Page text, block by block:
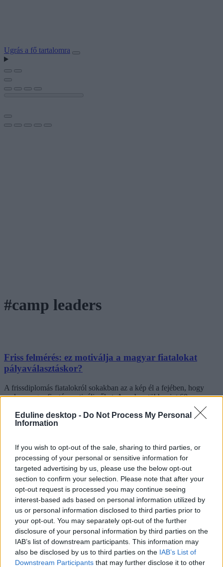
Eduline desktop - Do Not Process My Personal
Information
If you wish to opt-out of the sale, sharing to third parties, or
processing of your personal or sensitive information for
targeted advertising by us, please use the below opt-out
section to confirm your selection. Please note that after your
opt-out request is processed you may continue seeing
interest-based ads based on personal information utilized by
us or personal information disclosed to third parties prior to
your opt-out. You may separately opt-out of the further
disclosure of your personal information by third parties on the
IAB’s list of downstream participants. This information may
also be disclosed by us to third parties on the IAB’s List of
Downstream Participants that may further disclose it to other
Ugrás a fő tartalomra
#camp leaders
Friss felmérés: ez motiválja a magyar fiatalokat
pályaválasztáskor?
A frissdiplomás fiatalokról sokakban az a kép él a fejében, hogy
csak a magas fizetés motiválja őket. Azonban több mint 60
százalékuk úgy érzi, tudatosan készül a karrierépítésre - derül ki egy
friss felmérésből.
New Yorktól Los Angelesig: ilyen is lehet a nyári
diákmunka
Magyar egyetemek között hirdetett fotóversenyt a kulturális
csereprogramokra szakosodott Camp Leaders Hungary Kft. A
verseny nyertesével, az ELTE-s Sós Viktóriával beszélgettünk arról,
milyen is kajak-kenu oktatóként kint dolgozni az USA-ban.
BrandContent